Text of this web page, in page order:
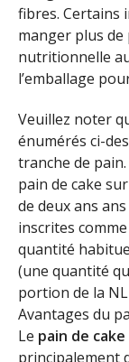
fibres. Certains
manger plus de
nutritionnelle
l’emballage
Veuillez noter
énumérés ci-
tranche de pain.
pain de cake
de deux ans
inscrites
quantité
(une quantité
portion de la
Avantages du
Le pain de cake
principalement